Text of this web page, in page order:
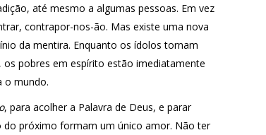
até mesmo a algumas pessoas. Em vez
contrapor-nos-ão. Mas existe uma nova
da mentira. Enquanto os ídolos tornam
pobres em espírito estão imediatamente
o mundo.
, para acolher a Palavra de Deus, e parar
do próximo formam um único amor. Não ter